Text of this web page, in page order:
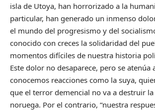
isla de Utoya, han horrorizado a la
particular, han generado un inmenso
el mundo del progresismo y del
conocido con creces la solidaridad del
momentos difíciles de nuestra historia
Este dolor no desaparece, pero se atenúa
conocemos reacciones como la suya,
que el terror demencial no va a destruir
noruega. Por el contrario, “nuestra